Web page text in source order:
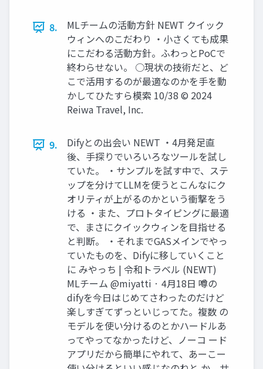
8.
MLチームの活動方針 NEWT クイック
ウィンへのこだわり ・小さくても成果
にこだわる活動方針。ふわっとPoCで
終わらせない。 ○現状の技術だと、ど
こで活用するのが最適なのかを手を動
かしてひたすら模索 10/38 © 2024
Reiwa Travel, Inc.
9.
Difyとの出会い NEWT ・4月発足直
後、手探りでいろいろなツールを試し
ていた。 ・サンプルを試す中で、ステ
ップを分けてLLMを使うとこんなにク
オリティが上がるのかという衝撃をう
ける ・また、プロトタイピングに最適
で、まさにクイックウィンを目指せる
と判断。 ・それまでGASメインでやっ
ていたものを、Difyに移していくこと
に みやっち | 令和トラベル (NEWT)
MLチーム @miyatti · 4月18日 噂の
difyを今日はじめてさわったのだけど
楽しすぎてずっといじってた。複数 の
モデルを使い分けるのとかハードルあ
ってやってなかったけど、ノーコ ード
アプリだから簡単にやれて、あーこー